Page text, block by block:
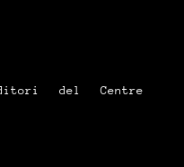
del Centre